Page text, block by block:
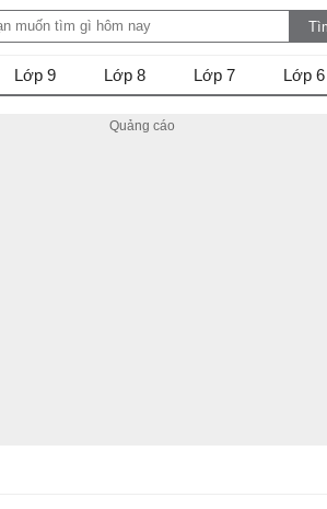
Lớp 9 Lớp 8 Lớp 7 Lớp 6